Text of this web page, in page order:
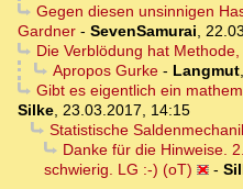
Gegen diesen unsinnigen
Gardner - SevenSamurai,
Die Verblödung hat Methode,
Apropos Gurke- Langmut,
Gibt es eigentlich ein
Silke, 23.03.2017, 14:15
Statistische
Danke für die Hinweise.
schwierig. LG :-) (oT)
-